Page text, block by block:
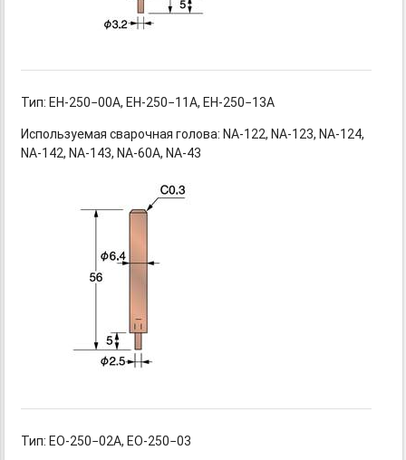
Тип: EH-250−00A, EH-250−11A, EH-250−13A
Используемая сварочнаяголова: NA-122, NA-123, NA-124,
NA-142, NA-143, NA-60A, NA-43
Тип: EO-250−02A, EO-250−03